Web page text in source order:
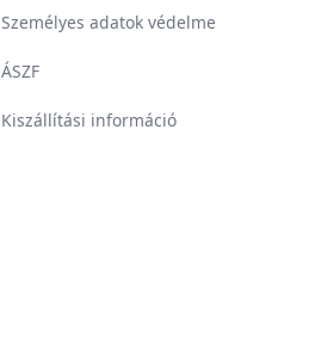
Személyes adatok védelme
ÁSZF
Kiszállítási információ